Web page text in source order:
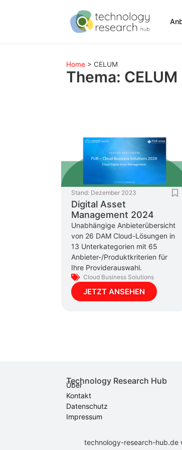
Home > CELUM
Thema: CELUM
Stand: Dezember 2023
Digital Asset
Management 2024
Unabhängige Anbieterübersicht
von 26 DAM Cloud-Lösungen in
13 Unterkategorien mit 65
Anbieter-/Produktkriterien für
Ihre Providerauswahl.
Cloud Business Solutions
JETZT ANSEHEN
Technology Research Hub
Über
Kontakt
Datenschutz
Impressum
technology-research-hub.de